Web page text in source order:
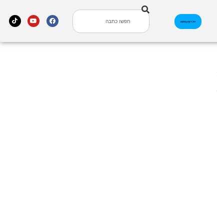
אינדקס עסקים